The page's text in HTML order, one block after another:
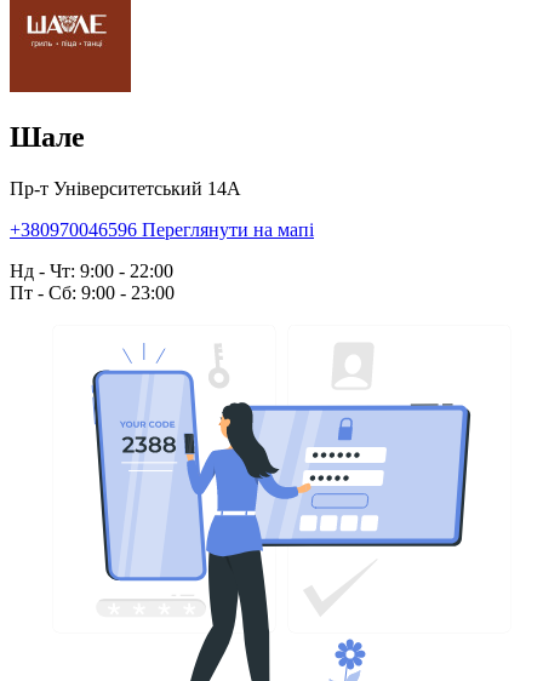
Шале
Пр-т Університетський 14А
+380970046596 Переглянути на мапі
Нд - Чт: 9:00 - 22:00
Пт - Сб: 9:00 - 23:00